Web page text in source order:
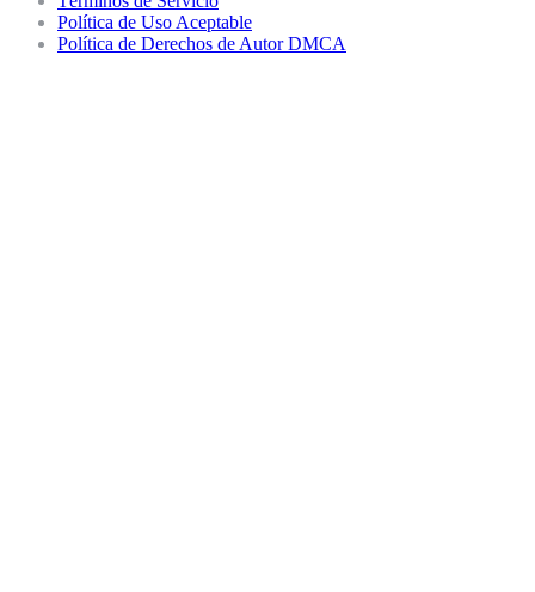
Política de Uso Aceptable
Política de Derechos de Autor DMCA